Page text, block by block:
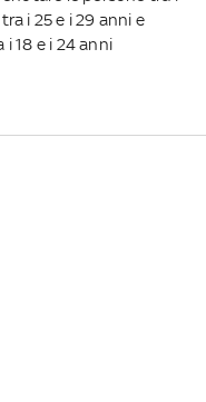
i 25 e i 29 anni e
18 e i 24 anni